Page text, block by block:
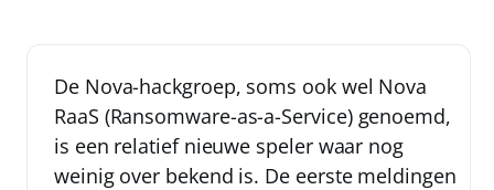
De Nova-hackgroep, soms ook wel Nova
RaaS (Ransomware-as-a-Service) genoemd,
is een relatief nieuwe speler waar nog
weinig over bekend is. De eerste meldingen